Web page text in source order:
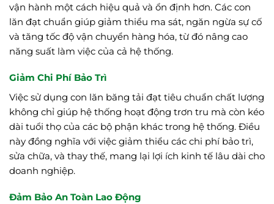
vận hành một cách hiệu quả và ổn định hơn. Các con
lăn đạt chuẩn giúp giảm thiểu ma sát, ngăn ngừa sự cố
và tăng tốc độ vận chuyển hàng hóa, từ đó nâng cao
năng suất làm việc của cả hệ thống.
Giảm Chi Phí Bảo Trì
Việc sử dụng con lăn băng tải đạt tiêu chuẩn chất lượng
không chỉ giúp hệ thống hoạt động trơn tru mà còn kéo
dài tuổi thọ của các bộ phận khác trong hệ thống. Điều
này đồng nghĩa với việc giảm thiểu các chi phí bảo trì,
sửa chữa, và thay thế, mang lại lợi ích kinh tế lâu dài cho
doanh nghiệp.
Đảm Bảo An Toàn Lao Động